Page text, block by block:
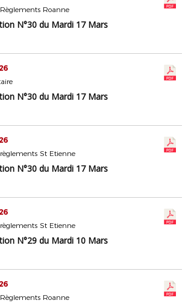
Roanne
N°30 du Mardi 17 Mars
N°30 du Mardi 17 Mars
St Etienne
N°30 du Mardi 17 Mars
St Etienne
N°29 du Mardi 10 Mars
Roanne